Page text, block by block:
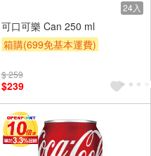
24入
可口可樂 Can 250 ml
箱購(699免基本運費)
滿額9折
$ 259
$239